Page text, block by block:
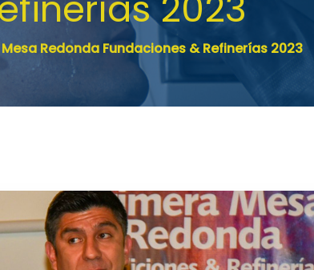
Redonda Fundaciones & Refinerías 2023